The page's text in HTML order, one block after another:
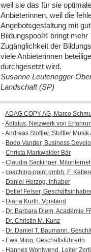
weil sie das für sie
Anbieterinnen, weil die
Angebotsgestaltung mit
Bildungspool® bringt
Zugänglichkeit der
viele Anbieterinnen
durchgesetzt wird.
Susanne Leutenegger
Landschaft (SP)
-ADAG COPY AG, Marco
-Adlatus, Netzwerk von
-Andreas Stoffler, Stoffler Musik
- Bodo Vander, Business
- Christa Markwalder Bär
- Claudia Säckinger,
- coaching-point gmbh, F.
- Daniel Herzog, Inhaber
- Detlef Felser,
- Diana Kurth, Vorstand
- Dr. Barbara Diem, Académie
- Dr. Christin M. Kunz
- Dr. Daniel T. Baumann,
- Ewa Ming, Geschäftsführerin
- Hannes Wohlwend, Leiter